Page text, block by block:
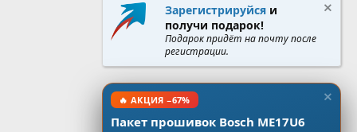
Зарегистрируйся и
получи подарок!
Подарок придёт на почту после
регистрации.
🔥 АКЦИЯ −67%
Пакет прошивок Bosch ME17U6